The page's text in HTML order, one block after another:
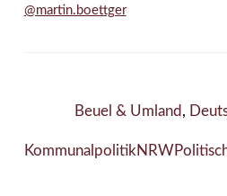
@martin.boettger
Beuel & Umland ,
Kommunalpolitik NRW